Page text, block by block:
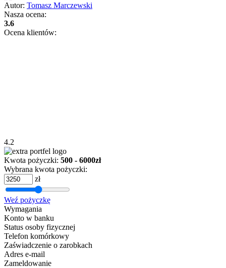
Autor: Tomasz Marczewski
Nasza ocena:
3.6
Ocena klientów:
4.2
Kwota pożyczki: 500 - 6000zł
Wybrana kwota pożyczki:
zł
Weź pożyczkę
Wymagania
Konto w banku
Status osoby fizycznej
Telefon komórkowy
Zaświadczenie o zarobkach
Adres e-mail
Zameldowanie